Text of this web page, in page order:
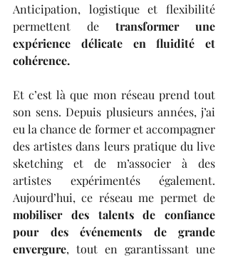
Anticipation, logistique et flexibilité
permettent de transformer une
expérience délicate en fluidité et
cohérence.
Et c’est là que mon réseau prend tout
son sens. Depuis plusieurs années, j’ai
eu la chance de former et accompagner
des artistes dans leurs pratique du live
sketching et de m’associer à des
artistes expérimentés également.
mobiliser des talents de confiance
pour des événements de grande
envergure, tout en garantissant une